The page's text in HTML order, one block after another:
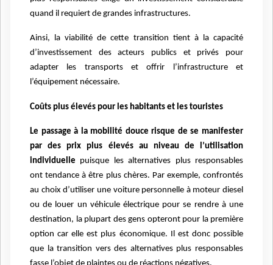
quand il requiert de grandes infrastructures.
Ainsi, la viabilité de cette transition tient à la capacité
d’investissement des acteurs publics et privés pour
adapter les transports et offrir l’infrastructure et
l’équipement nécessaire.
Coûts plus élevés pour les habitants et les touristes
Le passage à la mobilité douce risque de se manifester
par des prix plus élevés au niveau de l’utilisation
individuelle puisque les alternatives plus responsables
ont tendance à être plus chères. Par exemple, confrontés
au choix d’utiliser une voiture personnelle à moteur diesel
ou de louer un véhicule électrique pour se rendre à une
destination, la plupart des gens opteront pour la première
option car elle est plus économique. Il est donc possible
que la transition vers des alternatives plus responsables